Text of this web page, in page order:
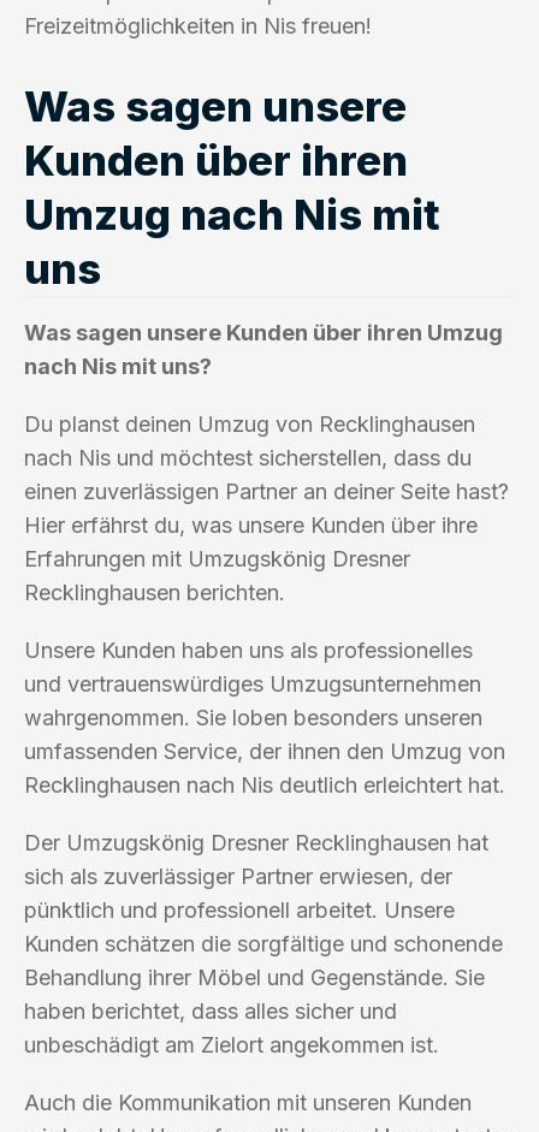
Freizeitmöglichkeiten in Nis freuen!
Was sagen unsere
Kunden über ihren
Umzug nach Nis mit
uns
Was sagen unsere Kunden über ihren Umzug
nach Nis mit uns?
Du planst deinen Umzug von Recklinghausen
nach Nis und möchtest sicherstellen, dass du
einen zuverlässigen Partner an deiner Seite hast?
Hier erfährst du, was unsere Kunden über ihre
Erfahrungen mit Umzugskönig Dresner
Recklinghausen berichten.
Unsere Kunden haben uns als professionelles
und vertrauenswürdiges Umzugsunternehmen
wahrgenommen. Sie loben besonders unseren
umfassenden Service, der ihnen den Umzug von
Recklinghausen nach Nis deutlich erleichtert hat.
Der Umzugskönig Dresner Recklinghausen hat
sich als zuverlässiger Partner erwiesen, der
pünktlich und professionell arbeitet. Unsere
Kunden schätzen die sorgfältige und schonende
Behandlung ihrer Möbel und Gegenstände. Sie
haben berichtet, dass alles sicher und
unbeschädigt am Zielort angekommen ist.
Auch die Kommunikation mit unseren Kunden